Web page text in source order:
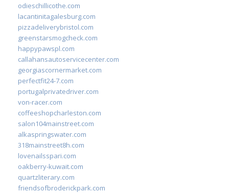
odieschillicothe.com
lacantinitagalesburg.com
pizzadeliverybristol.com
greenstarsmogcheck.com
happypawspl.com
callahansautoservicecenter.com
georgiascornermarket.com
perfectfit24-7.com
portugalprivatedriver.com
von-racer.com
coffeeshopcharleston.com
salon104mainstreet.com
alkaspringswater.com
318mainstreet8h.com
lovenailsspari.com
oakberry-kuwait.com
quartzliterary.com
friendsofbroderickpark.com